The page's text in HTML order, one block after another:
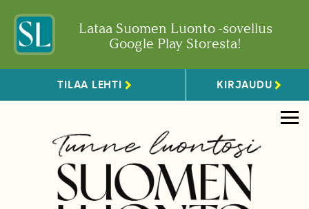
Lataa Suomen Luonto -sovellus
Google Play Storesta!
TILAA LEHTI KIRJAUDU